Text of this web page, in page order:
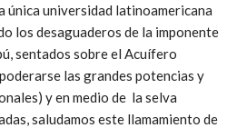
única universidad latinoamericana
los desaguaderos de la imponente
sentados sobre el Acuífero
las grandes potencias y
y en medio de la selva
saludamos este llamamiento de